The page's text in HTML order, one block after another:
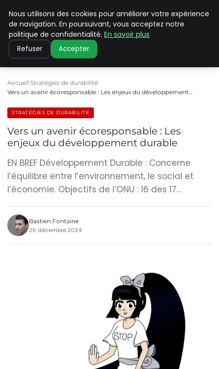
CLIMATE C ADVANCED
Accueil Stratégies de durabilité
Vers un avenir écoresponsable : Les enjeux du développement…
STRATÉGIES DE DURABILITÉ
Vers un avenir écoresponsable : Les
enjeux du développement durable
EN BREF Développement Durable : Concerne
l’équilibre entre l’environnement, le social et
l’économie. Objectifs de l’ONU : 16 des 17…
Bastien Fontaine
26 décembre 2024
Nous utilisons des cookies pour améliorer votre expérience
de navigation. En poursuivant, vous acceptez notre
politique de confidentialité. En savoir plus
Refuser Accepter